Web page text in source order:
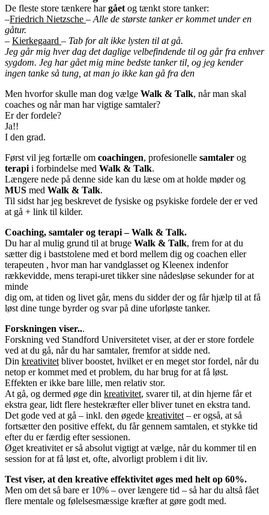
De fleste store tænkere hargået og tænkt store tanker:
–Friedrich Nietzsche – Alle de største tanker er kommet under en
gåtur.
– Kierkegaard – Tab for alt ikke lysten til at gå.
Jeg går mig hver dag det daglige velbefindende til og går fra enhver
sygdom. Jeg har gået mig mine bedste tanker til, og jeg kender
ingen tanke så tung, at man jo ikke kan gå fra den
Men hvorfor skulle man dog vælge Walk & Talk, når man skal
coaches og når man har vigtige samtaler?
Er der fordele?
Ja!!
I den grad.
Først vil jeg fortælle om coachingen, profesionelle samtaler og
terapi i forbindelse med Walk & Talk.
Længere nede på denne side kan du læse om at holde møder og
MUS med Walk & Talk.
Til sidst har jeg beskrevet de fysiske og psykiske fordele der er ved
at gå + link til kilder.
Coaching, samtaler og terapi – Walk & Talk.
Du har al mulig grund til at bruge Walk & Talk, frem for at du
sætter dig i baststolene med et bord mellem dig og coachen eller
terapeuten , hvor man har vandglasset og Kleenex indenfor
rækkevidde, mens terapi-uret tikker sine nådesløse sekunder for at
minde
dig om, at tiden og livet går, mens du sidder der og får hjælp til at få
løst dine tunge byrder og svar på dine uforløste tanker.
Forskningen viser...
Forskning ved Standford Universitetet viser, at der er store fordele
ved at du gå, når du har samtaler, fremfor at sidde ned.
Din kreativitet bliver boostet, hvilket er en meget stor fordel, når du
netop er kommet med et problem, du har brug for at få løst.
Effekten er ikke bare lille, men relativ stor.
At gå, og dermed øge din kreativitet, svarer til, at din hjerne får et
ekstra gear, lidt flere hestekræfter eller bliver tunet en ekstra tand.
Det gode ved at gå – inkl. den øgede kreativitet – er også, at så
fortsætter den positive effekt, du får gennem samtalen, et stykke tid
efter du er færdig efter sessionen.
Øget kreativitet er så absolut vigtigt at vælge, når du kommer til en
session for at få løst et, ofte, alvorligt problem i dit liv.
Test viser, at den kreative effektivitet øges med helt op 60%.
Men om det så bare er 10% – over længere tid – så har du altså fået
flere mentale og følelsesmæssige kræfter at gøre godt med.